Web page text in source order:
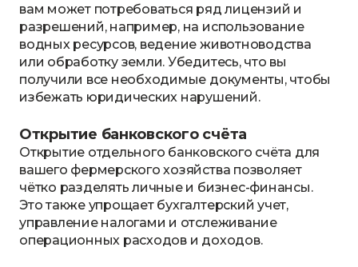
вам может потребоваться ряд лицензий и
разрешений, например, на использование
водных ресурсов, ведение животноводства
или обработку земли. Убедитесь, что вы
получили все необходимые документы, чтобы
избежать юридических нарушений.
Открытие банковского счёта
Открытие отдельного банковского счёта для
вашего фермерского хозяйства позволяет
чётко разделять личные и бизнес-финансы.
Это также упрощает бухгалтерский учет,
управление налогами и отслеживание
операционных расходов и доходов.